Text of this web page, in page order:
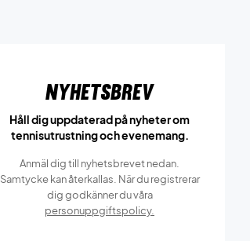
Nyhetsbrev
Håll dig uppdaterad på nyheter om
tennisutrustning och evenemang.
Anmäl dig till nyhetsbrevet nedan.
Samtycke kan återkallas. När du registrerar
dig godkänner du våra
personuppgiftspolicy.